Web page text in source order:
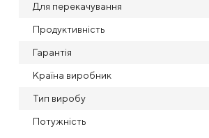
Для перекачування
Продуктивність
Гарантія
Країна виробник
Тип виробу
Потужність